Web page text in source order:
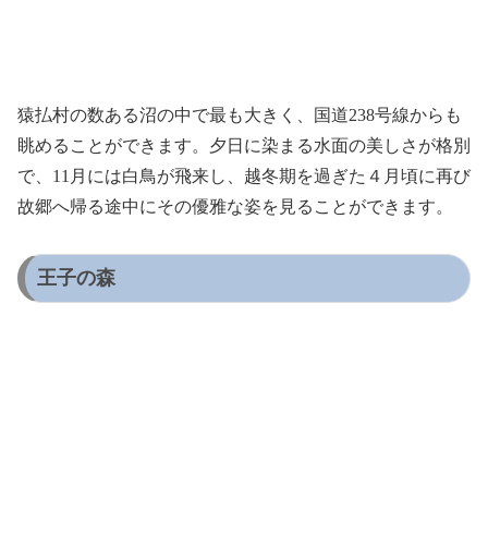
猿払村の数ある沼の中で最も大きく、国道238号線からも
眺めることができます。夕日に染まる水面の美しさが格別
で、11月には白鳥が飛来し、越冬期を過ぎた４月頃に再び
故郷へ帰る途中にその優雅な姿を見ることができます。
王子の森